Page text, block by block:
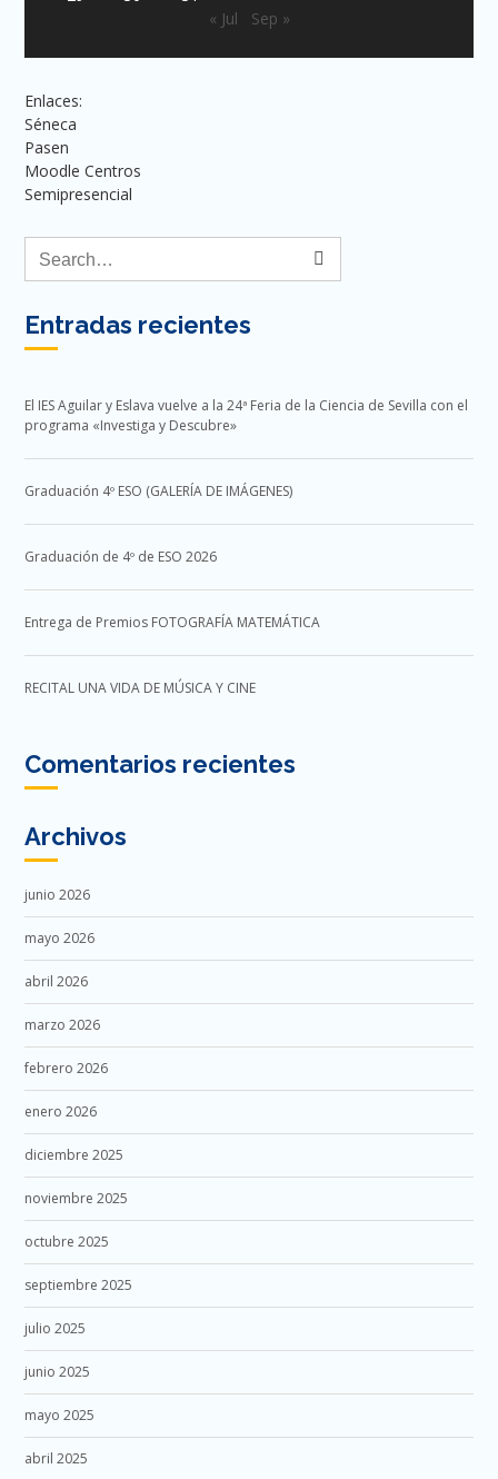
« Jul
Sep »
Enlaces:
Séneca
Pasen
Moodle Centros
Semipresencial
Entradas recientes
El IES Aguilar y Eslava vuelve a la 24ª Feria de la Ciencia de Sevilla con el
programa «Investiga y Descubre»
Graduación 4º ESO (GALERÍA DE IMÁGENES)
Graduación de 4º de ESO 2026
Entrega de Premios FOTOGRAFÍA MATEMÁTICA
RECITAL UNA VIDA DE MÚSICA Y CINE
Comentarios recientes
Archivos
junio 2026
mayo 2026
abril 2026
marzo 2026
febrero 2026
enero 2026
diciembre 2025
noviembre 2025
octubre 2025
septiembre 2025
julio 2025
junio 2025
mayo 2025
abril 2025